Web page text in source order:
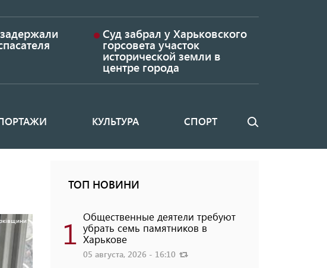
Суд забрал у Харьковского
горсовета участок
исторической земли в
центре города
КУЛЬТУРА СПОРТ Поиск
ТОП НОВИНИ
1 Общественные деятели требуют
убрать семь памятников в
Харькове
05 августа, 2026 - 16:10